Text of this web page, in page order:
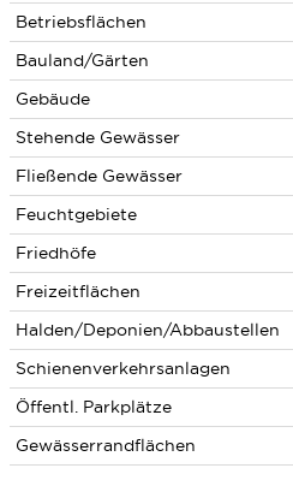
Betriebsflächen
Bauland/Gärten
Gebäude
Stehende Gewässer
Fließende Gewässer
Feuchtgebiete
Friedhöfe
Freizeitflächen
Halden/Deponien/Abbaustellen
Schienenverkehrsanlagen
Öffentl. Parkplätze
Gewässerrandflächen